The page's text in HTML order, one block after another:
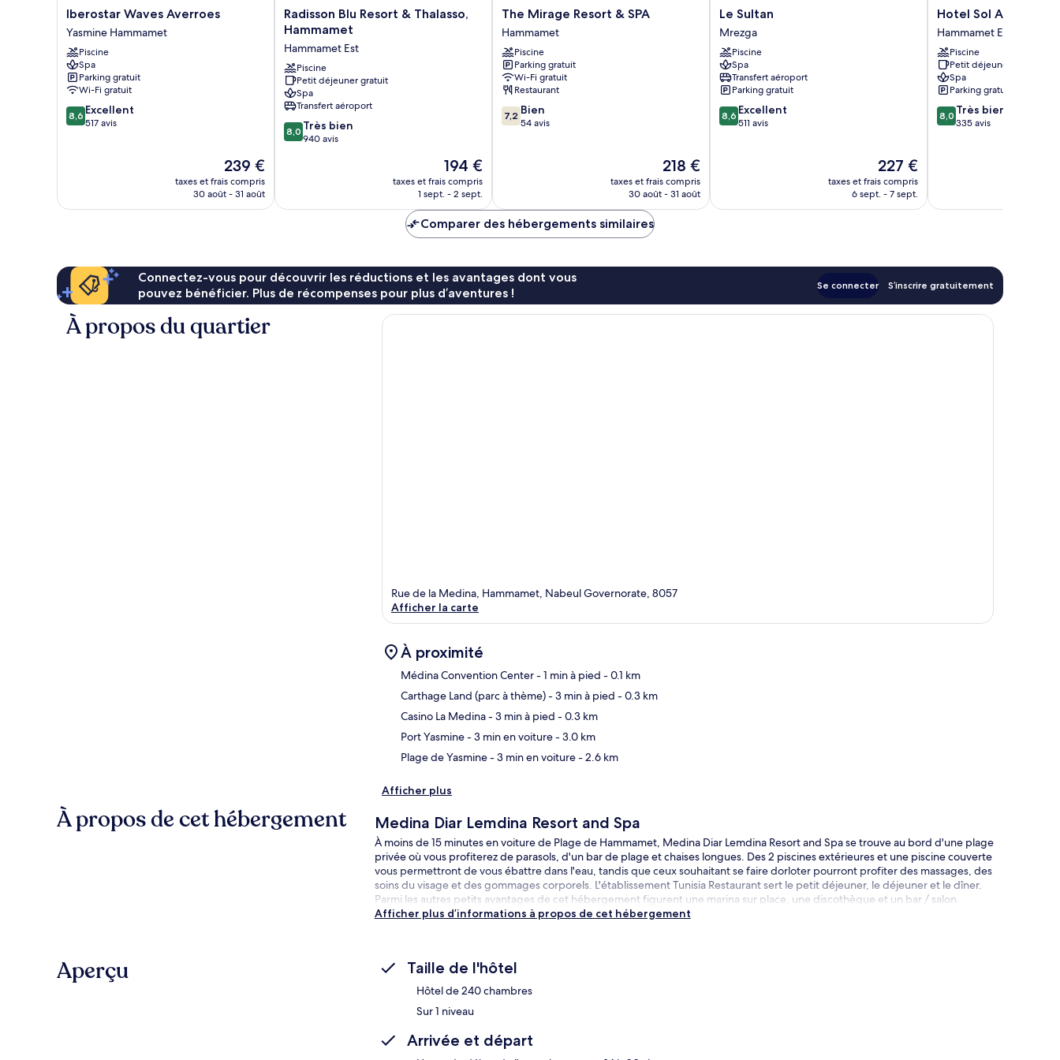
Iberostar
Waves
Averroes
Yasmine
Hammamet
Iberostar Waves Averroes
Yasmine Hammamet
Piscine
Spa
Parking gratuit
Wi-Fi gratuit
8.6
sur
8,6 Excellent
517 avis
Le
nouveau
prix
239 €
taxes et frais compris
30 août - 31 août
Radisson
Blu
&
Thalasso,
Hammamet
Hammamet
Est
Radisson Blu Resort & Thalasso,
Hammamet
Hammamet Est
Piscine
Petit déjeuner gratuit
Spa
Transfert aéroport
8.0
sur
8,0 Très bien
940 avis
Le
nouveau
prix
de
194 €
194 €
taxes et frais compris
1 sept. - 2 sept.
The
Mirage
Resort
&
SPA
Hammamet
The Mirage Resort & SPA
Hammamet
Piscine
Parking gratuit
Wi-Fi gratuit
Restaurant
7.2
sur
7,2 Bien
54 avis
Le
nouveau
prix
218 €
taxes et frais compris
30 août - 31 août
Le
Sultan
Mrezga
Le Sultan
Mrezga
Piscine
Spa
Transfert aéroport
Parking gratuit
8.6
sur
8,6 Excellent
511 avis
Le
nouveau
prix
227 €
taxes et frais compris
6 sept. - 7 sept.
Hotel
Sol
Azur
Beach
Hammamet
Est
Hotel Sol Azur Beach
Hammamet Est
Piscine
Petit déjeuner gratuit
Spa
Parking gratuit
8.0
sur
8,0 Très bien
335 avis
Comparer des hébergements similaires
Connectez-vous pour découvrir les réductions et les avantages dont vous
pouvez bénéficier. Plus de récompenses pour plus d’aventures !
Se connecter S’inscrire gratuitement
À propos du quartier
Rue de la Medina, Hammamet, Nabeul Governorate, 8057
Afficher la carte
À proximité
Médina Convention Center- 1 min à pied - 0.1 km
Carthage Land (parc à thème)- 3 min à pied - 0.3 km
Casino La Medina- 3 min à pied - 0.3 km
Port Yasmine- 3 min en voiture- 3.0 km
Plage de Yasmine- 3 min en voiture- 2.6 km
Afficher plus
À propos de cet hébergement Medina Diar Lemdina Resort and Spa
À moins de 15 minutes en voiture de Plage de Hammamet, Medina Diar Lemdina Resort and Spa se trouve au bord d'une plage
privée où vous profiterez de parasols, d'un bar de plage et chaises longues. Des 2 piscines extérieures et une piscine couverte
vous permettront de vous ébattre dans l'eau, tandis que ceux souhaitant se faire dorloter pourront profiter des massages, des
soins du visage et des gommages corporels. L'établissement Tunisia Restaurant sert le petit déjeuner, le déjeuner et le dîner.
Parmi les autres petits avantages de cet hébergement figurent une marina sur place, une discothèque et un bar / salon.
Afficher plus d’informations à propos de cet hébergement
Aperçu Taille de l'hôtel
Hôtel de 240 chambres
Sur 1 niveau
Arrivée et départ